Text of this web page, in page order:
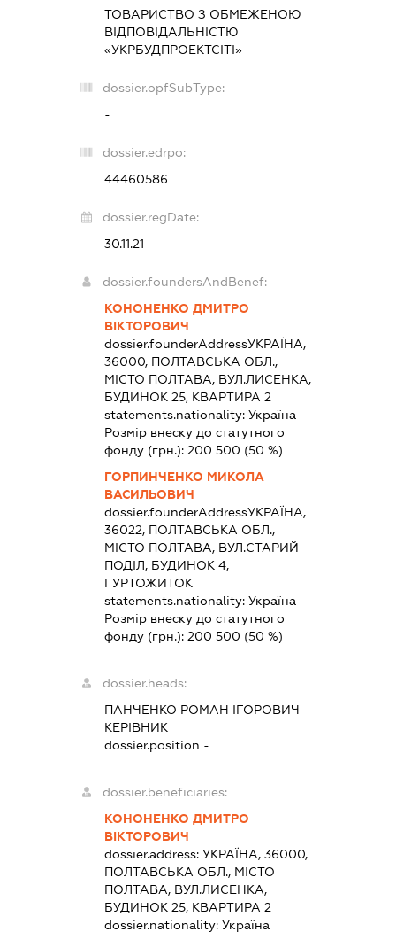
ТОВАРИСТВО З ОБМЕЖЕНОЮ
ВІДПОВІДАЛЬНІСТЮ
«УКРБУДПРОЕКТСІТІ»
dossier.opfSubType:
-
dossier.edrpo:
44460586
dossier.regDate:
30.11.21
dossier.foundersAndBenef:
КОНОНЕНКО ДМИТРО
ВІКТОРОВИЧ
dossier.founderAddressУКРАЇНА,
36000, ПОЛТАВСЬКА ОБЛ.,
МІСТО ПОЛТАВА, ВУЛ.ЛИСЕНКА,
БУДИНОК 25, КВАРТИРА 2
statements.nationality: Україна
Розмір внеску до статутного
фонду (грн.): 200 500 (50 %)
ГОРПИНЧЕНКО МИКОЛА
ВАСИЛЬОВИЧ
dossier.founderAddressУКРАЇНА,
36022, ПОЛТАВСЬКА ОБЛ.,
МІСТО ПОЛТАВА, ВУЛ.СТАРИЙ
ПОДІЛ, БУДИНОК 4,
ГУРТОЖИТОК
statements.nationality: Україна
Розмір внеску до статутного
фонду (грн.): 200 500 (50 %)
dossier.heads:
ПАНЧЕНКО РОМАН ІГОРОВИЧ -
КЕРІВНИК
dossier.position -
dossier.beneficiaries:
КОНОНЕНКО ДМИТРО
ВІКТОРОВИЧ
dossier.address: УКРАЇНА, 36000,
ПОЛТАВСЬКА ОБЛ., МІСТО
ПОЛТАВА, ВУЛ.ЛИСЕНКА,
БУДИНОК 25, КВАРТИРА 2
dossier.nationality: Україна